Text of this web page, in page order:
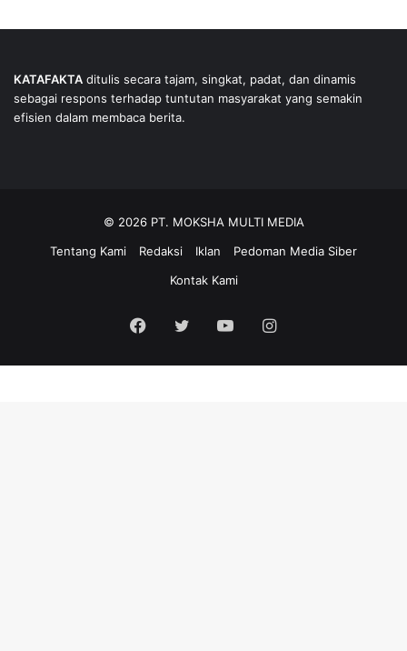
KATAFAKTA ditulis secara tajam, singkat, padat, dan dinamis
sebagai respons terhadap tuntutan masyarakat yang semakin
efisien dalam membaca berita.
© 2026 PT. MOKSHA MULTI MEDIA
Tentang Kami
Redaksi Iklan
Pedoman Media Siber
Kontak Kami
Facebook
Twitter YouTubeInstagram